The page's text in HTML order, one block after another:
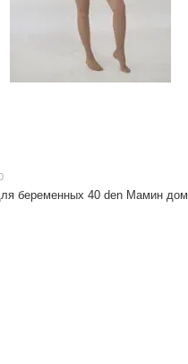
беременных 40 den Мамин дом